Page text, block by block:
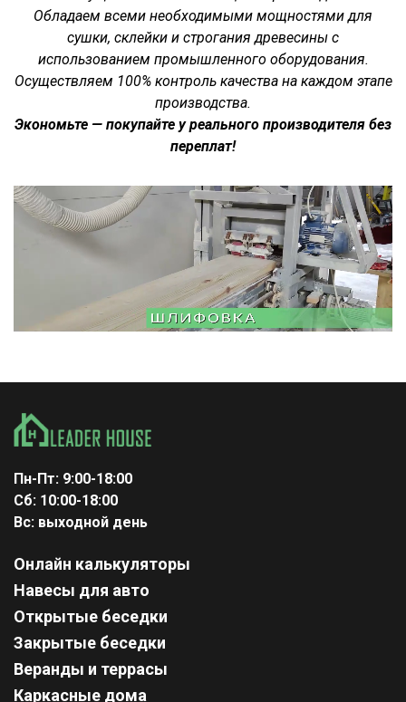
Обладаем всеми необходимыми мощностями для
сушки, склейки и строгания древесины с
использованием промышленного оборудования.
Осуществляем 100% контроль качества на каждом этапе
производства.
Экономьте — покупайте у реального производителя без
переплат!
Пн-Пт: 9:00-18:00
Сб: 10:00-18:00
Вс: выходной день
Онлайн калькуляторы
Навесы для авто
Открытые беседки
Закрытые беседки
Веранды и террасы
Каркасные дома